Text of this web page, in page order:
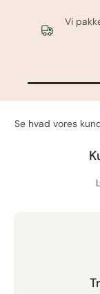
Vi
Se hvad vores